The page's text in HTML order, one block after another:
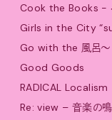
Cook the Books -
Girls in the City
Go with the 風呂〜
Good Goods
RADICAL Localism
Re: view – 音楽の